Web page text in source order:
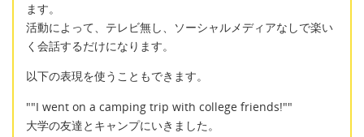
ます。
活動によって、テレビ無し、ソーシャルメディアなしで楽い
く会話するだけになります。
以下の表現を使うこともできます。
""I went on a camping trip with college friends!""
大学の友達とキャンプにいきました。